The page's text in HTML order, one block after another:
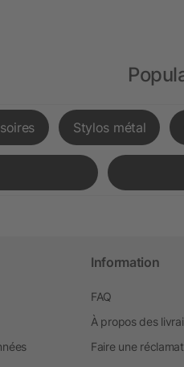
Stylos métal
Information
FAQ
À propos des
Faire une